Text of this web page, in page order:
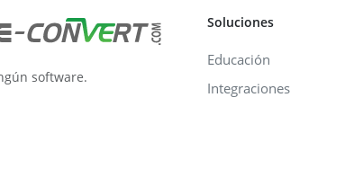
software.
Soluciones
Educación
Integraciones